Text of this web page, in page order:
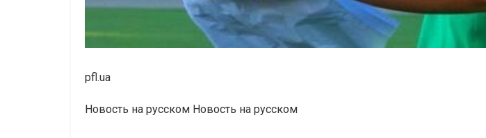
pfl.ua
Новость на русском Новость на русском